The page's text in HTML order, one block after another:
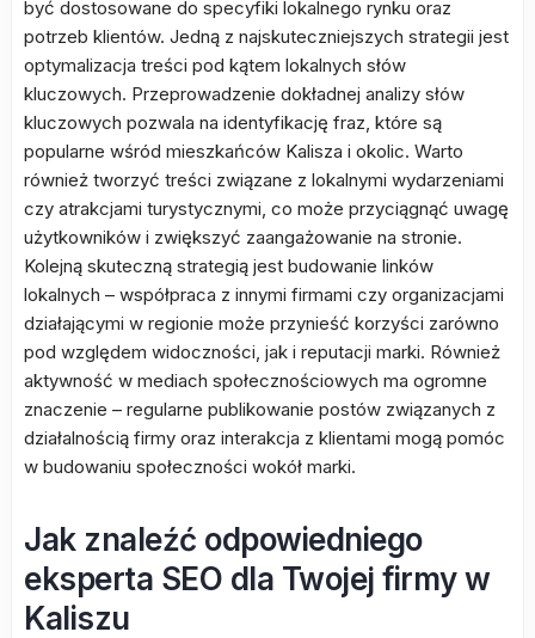
być dostosowane do specyfiki lokalnego rynku oraz
potrzeb klientów. Jedną z najskuteczniejszych strategii jest
optymalizacja treści pod kątem lokalnych słów
kluczowych. Przeprowadzenie dokładnej analizy słów
kluczowych pozwala na identyfikację fraz, które są
popularne wśród mieszkańców Kalisza i okolic. Warto
również tworzyć treści związane z lokalnymi wydarzeniami
czy atrakcjami turystycznymi, co może przyciągnąć uwagę
użytkowników i zwiększyć zaangażowanie na stronie.
Kolejną skuteczną strategią jest budowanie linków
lokalnych – współpraca z innymi firmami czy organizacjami
działającymi w regionie może przynieść korzyści zarówno
pod względem widoczności, jak i reputacji marki. Również
aktywność w mediach społecznościowych ma ogromne
znaczenie – regularne publikowanie postów związanych z
działalnością firmy oraz interakcja z klientami mogą pomóc
w budowaniu społeczności wokół marki.
Jak znaleźć odpowiedniego
eksperta SEO dla Twojej firmy w
Kaliszu